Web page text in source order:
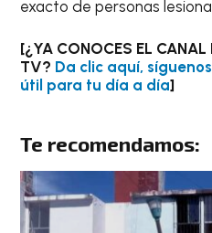
exacto de personas
[¿YA CONOCES EL CANAL
TV? Da clic aquí,
útil para tu día a día]
Te recomendamos: